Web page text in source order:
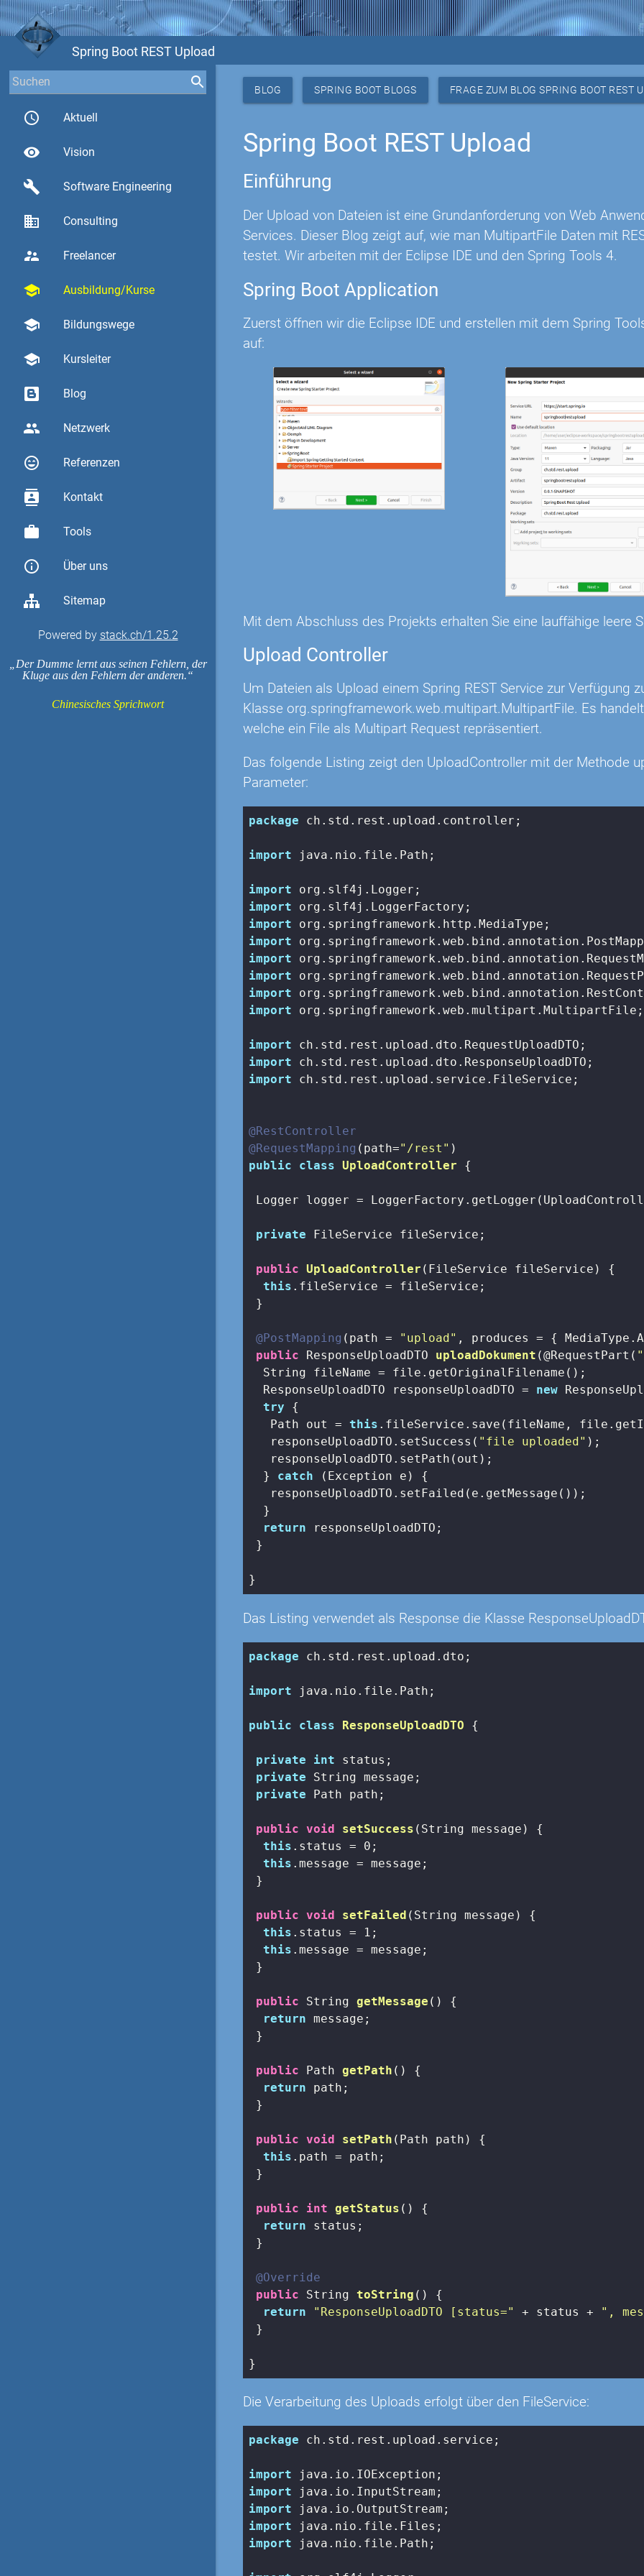
Spring Boot REST Upload
access_time Aktuell
visibility Vision
build Software Engineering
business Consulting
supervisor_account Freelancer
school Ausbildung/Kurse
school Bildungswege
school Kursleiter
Blog
group Netzwerk
sentiment_very_satisfied Referenzen
contacts Kontakt
work Tools
info_outline Über uns
Sitemap
Powered by stack.ch/1.25.2
Der Dumme lernt aus seinen Fehlern, der
Kluge aus den Fehlern der anderen.
Chinesisches Sprichwort
BLOG SPRING BOOT BLOGS FRAGE ZUM BLOG SPRING BOOT REST
Spring Boot REST Upload
Einführung
Der Upload von Dateien ist eine Grundanforderung von Web
Services. Dieser Blog zeigt auf, wie man MultipartFile Daten mit
testet. Wir arbeiten mit der Eclipse IDE und den Spring Tools 4.
Spring Boot Application
Zuerst öffnen wir die Eclipse IDE und erstellen mit dem Spring
auf:
Mit dem Abschluss des Projekts erhalten Sie eine lauffähige leere
Upload Controller
Um Dateien als Upload einem Spring REST Service zur Verfügung
Klasse org.springframework.web.multipart.MultipartFile. Es
welche ein File als Multipart Request repräsentiert.
Das folgende Listing zeigt den UploadController mit der Methode
Parameter:
package ch.std.rest.upload.controller;
import java.nio.file.Path;
import
import
import
import
import
import
import
import org.springframework.web.multipart.MultipartFile;
import
import
import ch.std.rest.upload.service.FileService;
@RestController
@RequestMapping (path="/rest"
public
class UploadController {
Logger logger =
private FileService fileService;
public UploadController (FileService fileService)
{
this .fileService = fileService;
}
@PostMapping (path = "upload" , produces = {
public ResponseUploadDTO uploadDokument (@RequestPart(
  String fileName = file.getOriginalFilename();
  ResponseUploadDTO responseUploadDTO =
new
try {
   Path out =
this .fileService.save(fileName,
   responseUploadDTO.setSuccess(
"file uploaded" );
   responseUploadDTO.setPath(out);
  }
catch (Exception e) {
   responseUploadDTO.setFailed(e.getMessage());
  }
return responseUploadDTO;
}
Das Listing verwendet als Response die Klasse
package ch.std.rest.upload.dto;
import java.nio.file.Path;
public class ResponseUploadDTO {
private int status;
private String message;
private Path path;
public void setSuccess (String message)
{
this .status = 0 ;
this .message = message;
}
public void setFailed (String message)
{
this .status = 1 ;
this .message = message;
}
public String getMessage ()
{
return message;
}
public Path getPath ()
{
return path;
}
public void setPath (Path path)
{
this .path = path;
}
public int getStatus ()
{
return status;
}
@Override
public String toString ()
{
return
"ResponseUploadDTO [status=" + status + ",
}
}
Die Verarbeitung des Uploads erfolgt über den FileService:
package ch.std.rest.upload.service;
import
import
import
import
import java.nio.file.Path;